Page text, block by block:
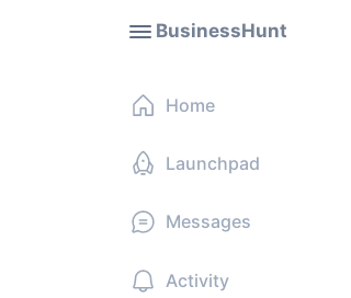
BusinessHunt
Home
Launchpad
Messages
Activity